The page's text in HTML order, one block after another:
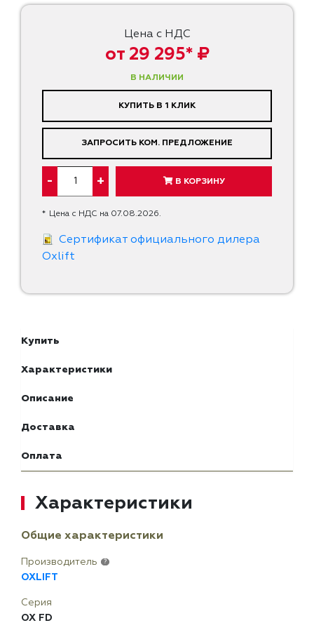
Цена с НДС
от 29 295* ₽
В НАЛИЧИИ
КУПИТЬ В 1 КЛИК
ЗАПРОСИТЬ КОМ. ПРЕДЛОЖЕНИЕ
- + В КОРЗИНУ
* Цена с НДС на 07.08.2026.
Cертификат официального дилера
Oxlift
Купить
Характеристики
Описание
Доставка
Оплата
Характеристики
Общие характеристики
Производитель ?
OXLIFT
Серия
OX FD